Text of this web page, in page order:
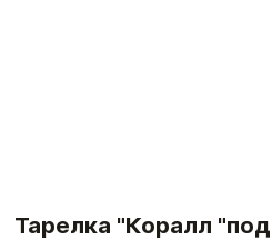
Тарелка "Коралл